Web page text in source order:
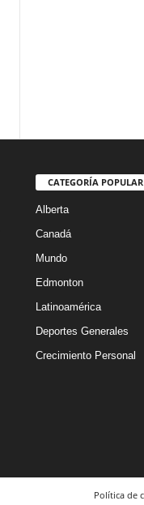
CATEGORÍA POPULAR
Alberta
Canadá
Mundo
Edmonton
Latinoamérica
Deportes Generales
Crecimiento Personal
Política de